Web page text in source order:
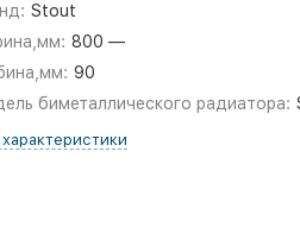
Stout
800 —
90
биметаллического радиатора: